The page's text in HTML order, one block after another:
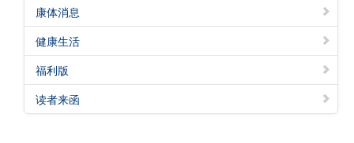
警声特刊
康体消息
健康生活
福利版
读者来函